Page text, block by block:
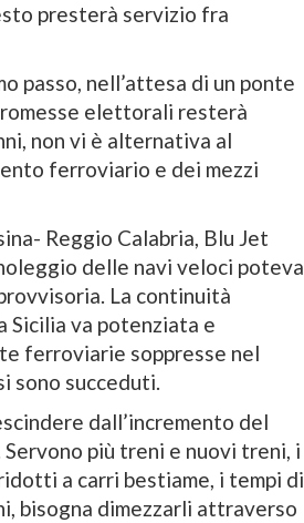
presterà servizio fra
passo, nell’attesa di un ponte
elettorali resterà
non vi è alternativa al
ferroviario e dei mezzi
Reggio Calabria, Blu Jet
delle navi veloci poteva
La continuità
Sicilia va potenziata e
ferroviarie soppresse nel
sono succeduti.
dall’incremento del
più treni e nuovi treni, i
a carri bestiame, i tempi di
bisogna dimezzarli attraverso